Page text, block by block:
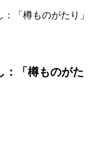
「樽ものがたり」
：「樽ものがた